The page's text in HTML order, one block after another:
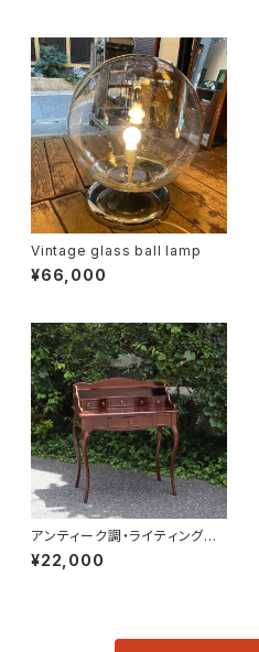
Vintage glass ball lamp
¥66,000
アンティーク調・ライティングデ
スク
¥22,000